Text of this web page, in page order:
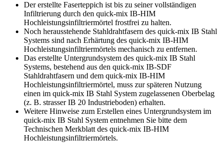
Der erstellte Faserteppich ist bis zu seiner vollständigen
Infiltrierung durch den quick-mix IB-HIM
Hochleistungsinfiltriermörtel frostfrei zu halten.
Noch herausstehende Stahldrahtfasern des quick-mix IB Stahl
Systems sind nach Erhärtung des quick-mix IB-HIM
Hochleistungsinfiltriermörtels mechanisch zu entfernen.
Das erstellte Untergrundsystem des quick-mix IB Stahl
Systems, bestehend aus den quick-mix IB-SDF
Stahldrahtfasern und dem quick-mix IB-HIM
Hochleistungsinfiltriermörtel, muss zur späteren Nutzung
einen im quick-mix IB Stahl System zugelassenen Oberbelag
(z. B. strasserIB 20 Industrieboden) erhalten.
Weitere Hinweise zum Erstellen eines Untergrundsystem im
quick-mix IB Stahl System entnehmen Sie bitte dem
Technischen Merkblatt des quick-mix IB-HIM
Hochleistungsinfiltriermörtels.